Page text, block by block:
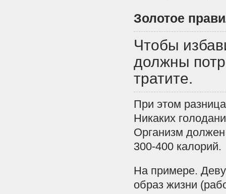
Золотое
Чтобы
должны
тратите.
При этом
Никаких
Организм
300-400 калорий.
На примере.
образ жизни